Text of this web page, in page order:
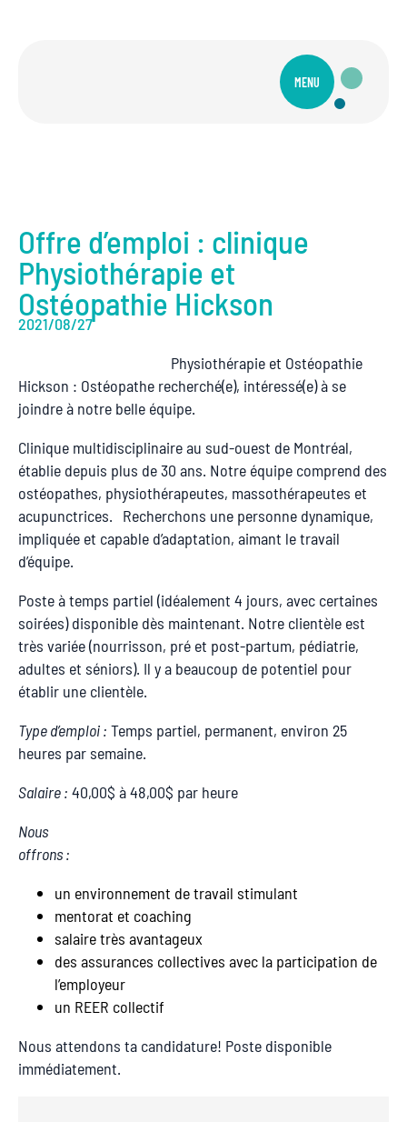
MENU
Offre d’emploi : clinique
Physiothérapie et
Ostéopathie Hickson
2021/08/27
Physiothérapie et Ostéopathie
Hickson : Ostéopathe recherché(e), intéressé(e) à se
joindre à notre belle équipe.
Clinique multidisciplinaire au sud-ouest de Montréal,
établie depuis plus de 30 ans. Notre équipe comprend des
ostéopathes, physiothérapeutes, massothérapeutes et
acupunctrices. Recherchons une personne dynamique,
impliquée et capable d’adaptation, aimant le travail
d’équipe.
Poste à temps partiel (idéalement 4 jours, avec certaines
soirées) disponible dès maintenant. Notre clientèle est
très variée (nourrisson, pré et post-partum, pédiatrie,
adultes et séniors). Il y a beaucoup de potentiel pour
établir une clientèle.
Type d’emploi : Temps partiel, permanent, environ 25
heures par semaine.
Salaire : 40,00$ à 48,00$ par heure
Nous
offrons :
un environnement de travail stimulant
mentorat et coaching
salaire très avantageux
des assurances collectives avec la participation de
l’employeur
un REER collectif
Nous attendons ta candidature! Poste disponible
immédiatement.